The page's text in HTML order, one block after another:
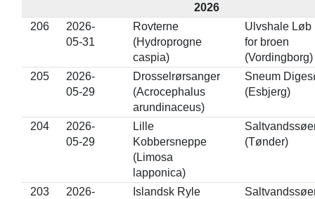
2026
206
2026-
05-31
Rovterne
(Hydroprogne
caspia)
Ulvshale Løb
for broen
(Vordingborg)
205
2026-
05-29
Drosselrørsanger
(Acrocephalus
arundinaceus)
Sneum
(Esbjerg)
204
2026-
05-29
Lille
Kobbersneppe
(Limosa
lapponica)
(Tønder)
203
2026-
Islandsk Ryle